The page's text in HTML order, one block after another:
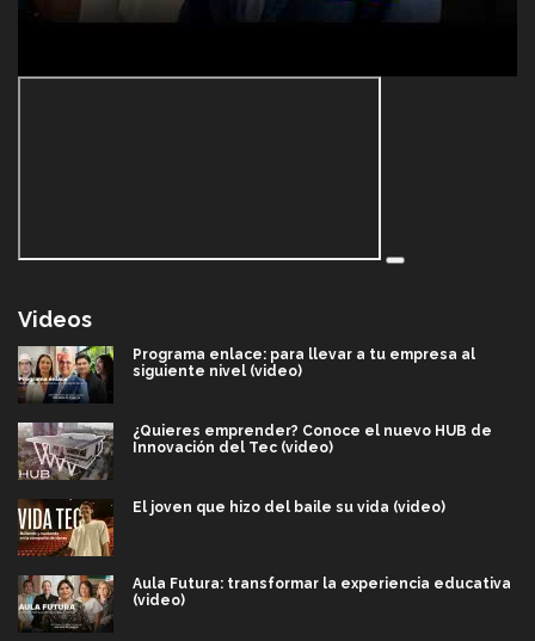
Videos
Programa enlace: para llevar a tu empresa al
siguiente nivel (video)
¿Quieres emprender? Conoce el nuevo HUB de
Innovación del Tec (video)
El joven que hizo del baile su vida (video)
Aula Futura: transformar la experiencia educativa
(video)